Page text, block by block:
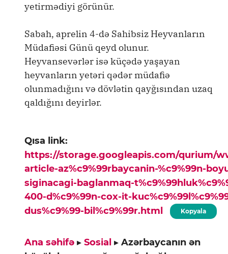
yetirmədiyi görünür.
Sabah, aprelin 4-də Sahibsiz Heyvanların
Müdafiəsi Günü qeyd olunur.
Heyvansevərlər isə küçədə yaşayan
heyvanların yetəri qədər müdafiə
olunmadığını və dövlətin qayğısından uzaq
qaldığını deyirlər.
Qısa link:
https://storage.googleapis.com/qurium/
article-az%c9%99rbaycanin-%c9%99n-
siginacagi-baglanmaq-
400-d%c9%99n-cox-it-
dus%c9%99-bil%c9%99r.html
Kopyala
Ana səhifə ▸ Sosial ▸ Azərbaycanın ən